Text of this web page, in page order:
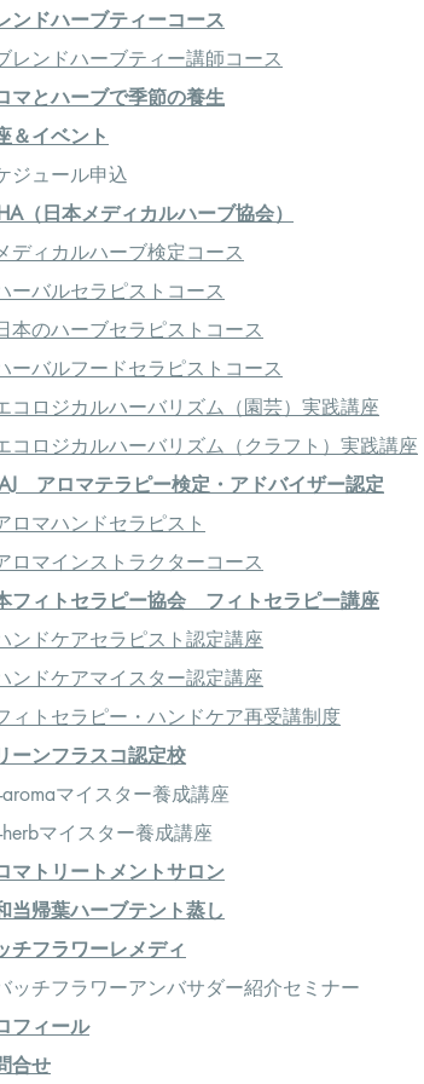
ンドハーブティーコース
レンドハーブティー講師コース
マとハーブで季節の養生
＆イベント
ジュール申込
（日本メディカルハーブ協会）
ディカルハーブ検定コース
ーバルセラピストコース
本のハーブセラピストコース
ーバルフードセラピストコース
コロジカルハーバリズム（園芸）実践講座
コロジカルハーバリズム（クラフト）実践講座
アロマテラピー検定・アドバイザー認定
ロマハンドセラピスト
ロマインストラクターコース
フィトセラピー協会 フィトセラピー講座
ンドケアセラピスト認定講座
ンドケアマイスター認定講座
ィトセラピー・ハンドケア再受講制度
ーンフラスコ認定校
マイスター養成講座
マイスター養成講座
マトリートメントサロン
当帰葉ハーブテント蒸し
チフラワーレメディ
ッチフラワーアンバサダー紹介セミナー
フィール
合せ